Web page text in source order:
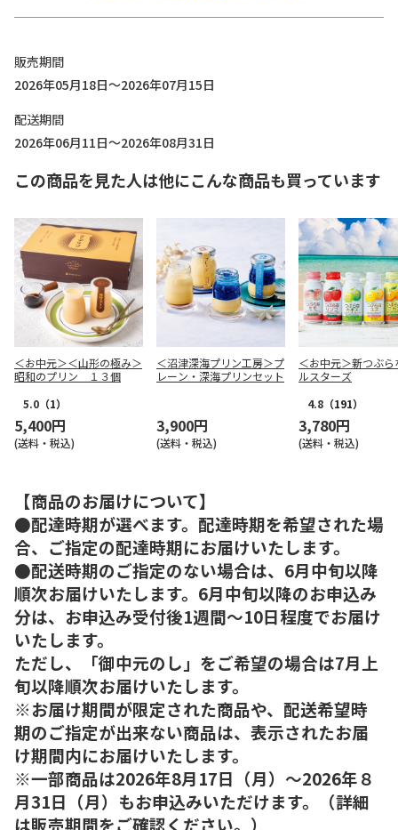
販売期間
2026年05月18日～2026年07月15日
配送期間
2026年06月11日～2026年08月31日
この商品を見た人は他にこんな商品も買っています
＜お中元＞＜山形の極み＞
昭和のプリン １３個
5.0 （1）
5,400円
(送料・税込)
＜沼津深海プリン工房＞プ
レーン・深海プリンセット
3,900円
(送料・税込)
＜お中元＞新つぶら
ルスターズ
4.8 （191）
3,780円
(送料・税込)
【商品のお届けについて】
●配達時期が選べます。配達時期を希望された場
合、ご指定の配達時期にお届けいたします。
●配送時期のご指定のない場合は、6月中旬以降
順次お届けいたします。6月中旬以降のお申込み
分は、お申込み受付後1週間～10日程度でお届け
いたします。
ただし、「御中元のし」をご希望の場合は7月上
旬以降順次お届けいたします。
※お届け期間が限定された商品や、配送希望時
期のご指定が出来ない商品は、表示されたお届
け期間内にお届けいたします。
※一部商品は2026年8月17日（月）～2026年８
月31日（月）もお申込みいただけます。（詳細
は販売期間をご確認ください。）